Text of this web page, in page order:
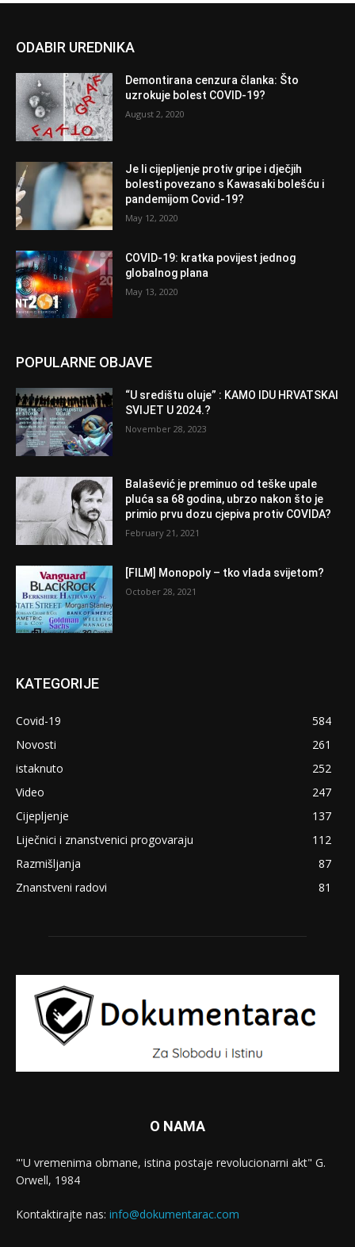
ODABIR UREDNIKA
Demontirana cenzura članka: Što
uzrokuje bolest COVID-19?
August 2, 2020
Je li cijepljenje protiv gripe i dječjih
bolesti povezano s Kawasaki bolešću i
pandemijom Covid-19?
May 12, 2020
COVID-19: kratka povijest jednog
globalnog plana
May 13, 2020
POPULARNE OBJAVE
“U središtu oluje” : KAMO IDU HRVATSKAI
SVIJET U 2024.?
November 28, 2023
Balašević je preminuo od teške upale
pluća sa 68 godina, ubrzo nakon što je
primio prvu dozu cjepiva protiv COVIDA?
February 21, 2021
[FILM] Monopoly – tko vlada svijetom?
October 28, 2021
KATEGORIJE
Covid-19
584
Novosti
261
istaknuto
252
Video
247
Cijepljenje
137
Liječnici i znanstvenici progovaraju
112
Razmišljanja
87
Znanstveni radovi
81
O NAMA
"'U vremenima obmane, istina postaje revolucionarni akt" G.
Orwell, 1984
Kontaktirajte nas: info@dokumentarac.com